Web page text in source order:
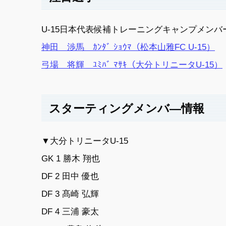
U-15日本代表候補トレーニングキャンプメンバ
神田 渉馬 ｶﾝﾀﾞ ｼｮｳﾏ（松本山雅FC U-15）
弓場 将輝 ﾕﾐﾊﾞ ﾏｻｷ（大分トリニータU-15）
スターティングメンバ―情報
▼大分トリニータU-15
GK 1 勝木 翔也
DF 2 田中 優也
DF 3 髙崎 弘輝
DF 4 三浦 豪太